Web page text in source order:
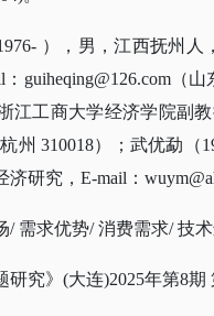
），男，江西抚州
guiheqing@126.com（
江工商大学经济学院副
杭州 310018）；武优勐
研究，E-mail：
/ 需求优势/ 消费需求/ 技
究》 (大连)2025年第8期